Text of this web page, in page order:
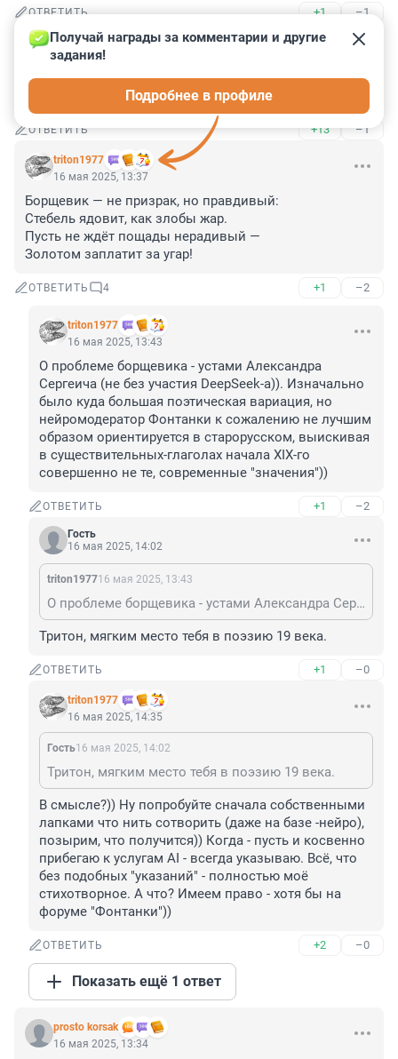
ОТВЕТИТЬ +1 –1
Гость
16 мая 2025, 13:43
Сезон масштабной борьбы с благополучием
ОТВЕТИТЬ +13 –1
triton1977
Получай награды за комментарии и другие
задания!
Подробнее в профиле
16 мая 2025, 13:37
Борщевик — не призрак, но правдивый:
Стебель ядовит, как злобы жар.
Пусть не ждёт пощады нерадивый —
Золотом заплатит за угар!
ОТВЕТИТЬ 4 +1 –2
triton1977
16 мая 2025, 13:43
О проблеме борщевика - устами Александра
Сергеича (не без участия DeepSeek-а)). Изначально
было куда большая поэтическая вариация, но
нейромодератор Фонтанки к сожалению не лучшим
образом ориентируется в старорусском, выискивая
в существительных-глаголах начала XIX-го
совершенно не те, современные "значения"))
ОТВЕТИТЬ +1 –2
Гость
16 мая 2025, 14:02
triton197716 мая 2025, 13:43
О проблеме борщевика - устами Александра Сергеича (не без участия DeepSeek-а)). Изначально было куда большая поэтическая вариация, но нейромодератор Фонтанки к сожалению не лучшим образом ориентируется в старорусском, выискивая в существительных-глаголах начала XIX-го совершенно не те, современные "значения"))
Тритон, мягким место тебя в поэзию 19 века.
ОТВЕТИТЬ +1 –0
triton1977
16 мая 2025, 14:35
Гость16 мая 2025, 14:02
Тритон, мягким место тебя в поэзию 19 века.
В смысле?)) Ну попробуйте сначала собственными
лапками что нить сотворить (даже на базе -нейро),
позырим, что получится)) Когда - пусть и косвенно
прибегаю к услугам AI - всегда указываю. Всё, что
без подобных "указаний" - полностью моё
стихотворное. А что? Имеем право - хотя бы на
форуме "Фонтанки"))
ОТВЕТИТЬ +2 –0
Показать ещё 1 ответ
prosto korsak
16 мая 2025, 13:34